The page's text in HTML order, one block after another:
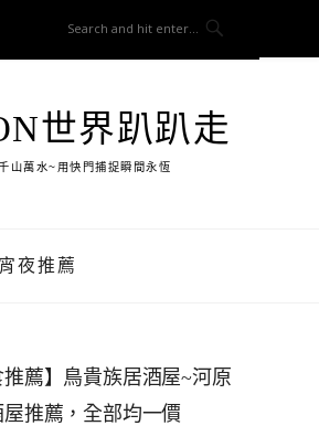
世界趴趴走
山萬水~用快門捕捉瞬間永恆
夜推薦
推薦】鳥貴族居酒屋~河原
推薦，全部均一價